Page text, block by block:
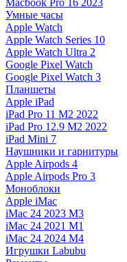
Macbook Pro 16 2023
Умные часы
Apple Watch
Apple Watch Series 10
Apple Watch Ultra 2
Google Pixel Watch
Google Pixel Watch 3
Планшеты
Apple iPad
iPad Pro 11 M2 2022
iPad Pro 12.9 M2 2022
iPad Mini 7
Наушники и гарнитуры
Apple Airpods 4
Apple Airpods Pro 3
Моноблоки
Apple iMac
iMac 24 2023 M3
iMac 24 2021 M1
iMac 24 2024 M4
Игрушки Labubu